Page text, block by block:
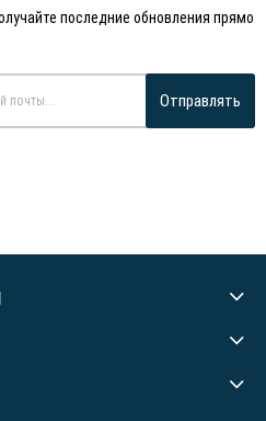
последние обновления прямо
Отправлять